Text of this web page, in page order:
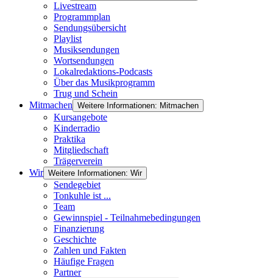
Livestream
Programmplan
Sendungsübersicht
Playlist
Musiksendungen
Wortsendungen
Lokalredaktions-Podcasts
Über das Musikprogramm
Trug und Schein
Mitmachen Weitere Informationen: Mitmachen
Kursangebote
Kinderradio
Praktika
Mitgliedschaft
Trägerverein
Wir Weitere Informationen: Wir
Sendegebiet
Tonkuhle ist ...
Team
Gewinnspiel - Teilnahmebedingungen
Finanzierung
Geschichte
Zahlen und Fakten
Häufige Fragen
Partner